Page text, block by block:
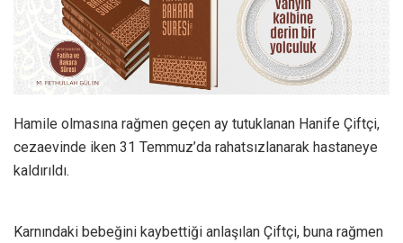
Hamile olmasına rağmen geçen ay tutuklanan Hanife Çiftçi,
cezaevinde iken 31 Temmuz’da rahatsızlanarak hastaneye
kaldırıldı.
Karnındaki bebeğini kaybettiği anlaşılan Çiftçi, buna rağmen